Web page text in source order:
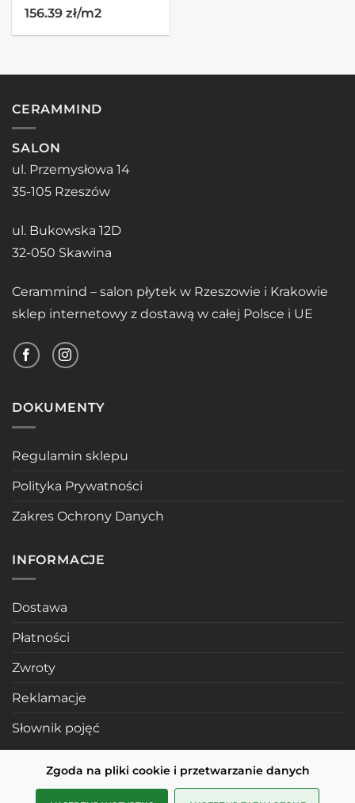
156.39 zł/m2
Zgoda na pliki cookie i przetwarzanie danych
CERAMMIND
SALON
ul. Przemysłowa 14
35-105 Rzeszów
ul. Bukowska 12D
32-050 Skawina
Cerammind – salon płytek w Rzeszowie i Krakowie
sklep internetowy z dostawą w całej Polsce i UE
DOKUMENTY
Regulamin sklepu
Polityka Prywatności
Zakres Ochrony Danych
INFORMACJE
Dostawa
Płatności
Zwroty
Reklamacje
Słownik pojęć
POLECANE STRONY